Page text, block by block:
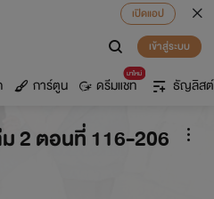
เปิดแอป
เข้าสู่ระบบ
การ์ตูน
มาใหม่
ดรีมแชท ธัญลิสต์
2 ตอนที่ 116-206